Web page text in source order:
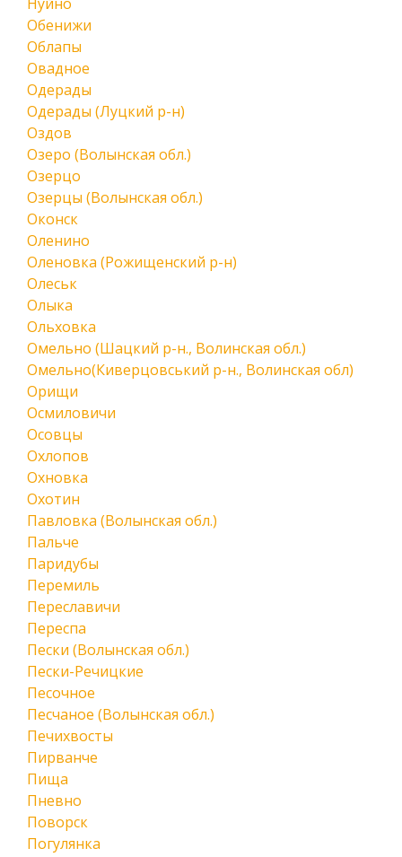
Обенижи
Облапы
Овадное
Одерады
Одерады (Луцкий р-н)
Оздов
Озеро (Волынская обл.)
Озерцо
Озерцы (Волынская обл.)
Оконск
Оленино
Оленовка (Рожищенский р-н)
Олеськ
Олыка
Ольховка
Омельно (Шацкий р-н., Волинская обл.)
Омельно(Киверцовський р-н., Волинская обл)
Орищи
Осмиловичи
Осовцы
Охлопов
Охновка
Охотин
Павловка (Волынская обл.)
Пальче
Паридубы
Перемиль
Переславичи
Переспа
Пески (Волынская обл.)
Пески-Речицкие
Песочное
Песчаное (Волынская обл.)
Печихвосты
Пирванче
Пища
Пневно
Поворск
Погулянка